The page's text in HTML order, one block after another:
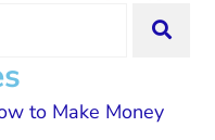
to Make Money